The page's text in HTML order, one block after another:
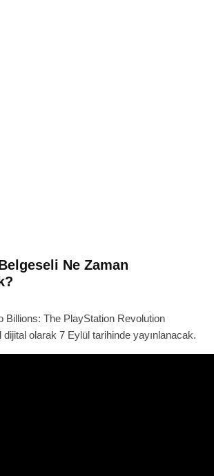
Ne Zaman
Billions: The PlayStation Revolution
olarak 7 Eylül tarihinde yayınlanacak.